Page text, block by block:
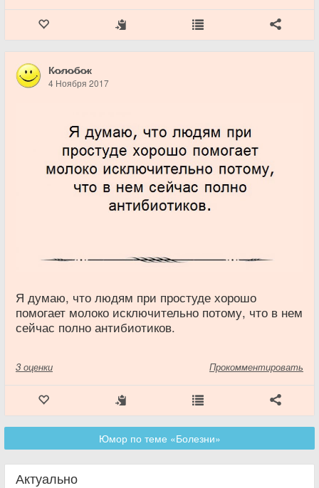
К̷о̷л̷о̷б̷о̷к
4 Ноября 2017
Я думаю, что людям при простуде хорошо
помогает молоко исключительно потому, что в нем
сейчас полно антибиотиков.
3 оценки Прокомментировать
Юмор по теме «Болезни»
Актуально